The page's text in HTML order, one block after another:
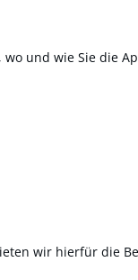
wo und wie Sie die
wir hierfür die